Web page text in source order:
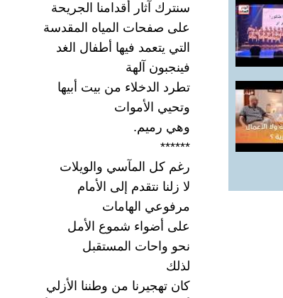
سنترك آثار أقدامنا الجريحة
على صفحات المياه المقدسة
التي يتعمد فيها أطفال الغد
فينجبون آلهة
تطرد الدخلاء من بيت أبيها
وتحيي الأموات
وهي رميم.
******
رغم كل المآسي والويلات
لا زلنا نتقدم إلى الأمام
مرفوعي الهامات
على أضواء شموع الأمل
نحو واحات المستقبل
لذلك
كان تهجيرنا من وطننا الأزلي